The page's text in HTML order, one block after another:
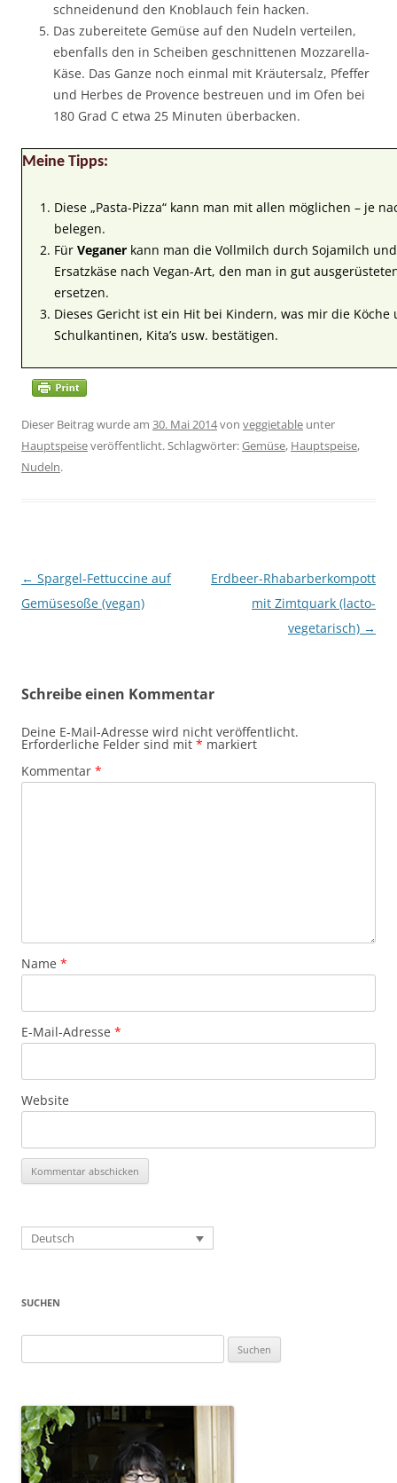
schneidenund den Knoblauch fein hacken.
Das zubereitete Gemüse auf den Nudeln verteilen,
ebenfalls den in Scheiben geschnittenen Mozzarella-
Käse. Das Ganze noch einmal mit Kräutersalz, Pfeffer
und Herbes de Provence bestreuen und im Ofen bei
180 Grad C etwa 25 Minuten überbacken.
Meine Tipps:
Diese „Pasta-Pizza“ kann man mit allen möglichen – je
belegen.
Für Veganer kann man die Vollmilch durch Sojamilch
Ersatzkäse nach Vegan-Art, den man in gut
ersetzen.
Dieses Gericht ist ein Hit bei Kindern, was mir die Köche
Schulkantinen, Kita’s usw. bestätigen.
Dieser Beitrag wurde am 30. Mai 2014von veggietable unter
Hauptspeiseveröffentlicht. Schlagwörter:Gemüse, Hauptspeise,
Nudeln.
Beitragsnavigation
← Spargel-Fettuccine auf
Gemüsesoße (vegan)
Erdbeer-Rhabarberkompott
mit Zimtquark (lacto-
vegetarisch) →
Schreibe einen Kommentar
Deine E-Mail-Adresse wird nicht veröffentlicht.
Erforderliche Felder sind mit * markiert
Kommentar *
Name *
E-Mail-Adresse *
Website
Deutsch
SUCHEN
nach: